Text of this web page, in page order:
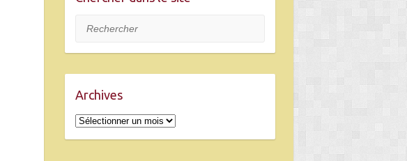
Rechercher
Archives
Archives